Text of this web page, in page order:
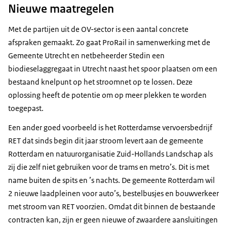
Nieuwe maatregelen
Met de partijen uit de OV-sector is een aantal concrete
afspraken gemaakt. Zo gaat ProRail in samenwerking met de
Gemeente Utrecht en netbeheerder Stedin een
biodieselaggregaat in Utrecht naast het spoor plaatsen om een
bestaand knelpunt op het stroomnet op te lossen. Deze
oplossing heeft de potentie om op meer plekken te worden
toegepast.
Een ander goed voorbeeld is het Rotterdamse vervoersbedrijf
RET dat sinds begin dit jaar stroom levert aan de gemeente
Rotterdam en natuurorganisatie Zuid-Hollands Landschap als
zij die zelf niet gebruiken voor de trams en metro’s. Dit is met
name buiten de spits en ’s nachts. De gemeente Rotterdam wil
2 nieuwe laadpleinen voor auto’s, bestelbusjes en bouwverkeer
met stroom van RET voorzien. Omdat dit binnen de bestaande
contracten kan, zijn er geen nieuwe of zwaardere aansluitingen